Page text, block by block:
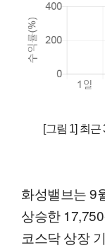
[그림 1] 최
화성밸브는 9
상승한
코스닥 상장